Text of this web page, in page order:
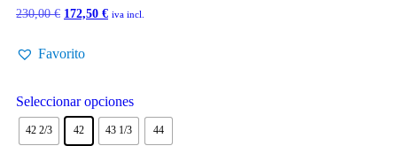
230,00€ 172,50 € iva incl.
Favorito
Seleccionar opciones
42 2/3 42 43 1/3 44